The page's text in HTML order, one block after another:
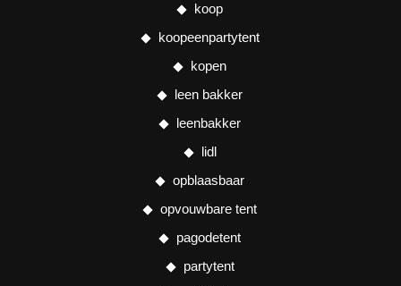
koop
koopeenpartytent
kopen
leen bakker
leenbakker
lidl
opblaasbaar
opvouwbare tent
pagodetent
partytent